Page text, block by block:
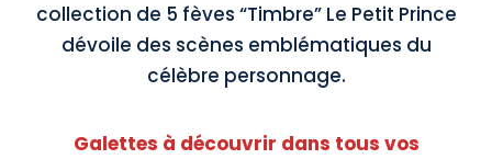
collection de 5 fèves “Timbre” Le Petit Prince
dévoile des scènes emblématiques du
célèbre personnage.
Galettes à découvrir dans tous vos